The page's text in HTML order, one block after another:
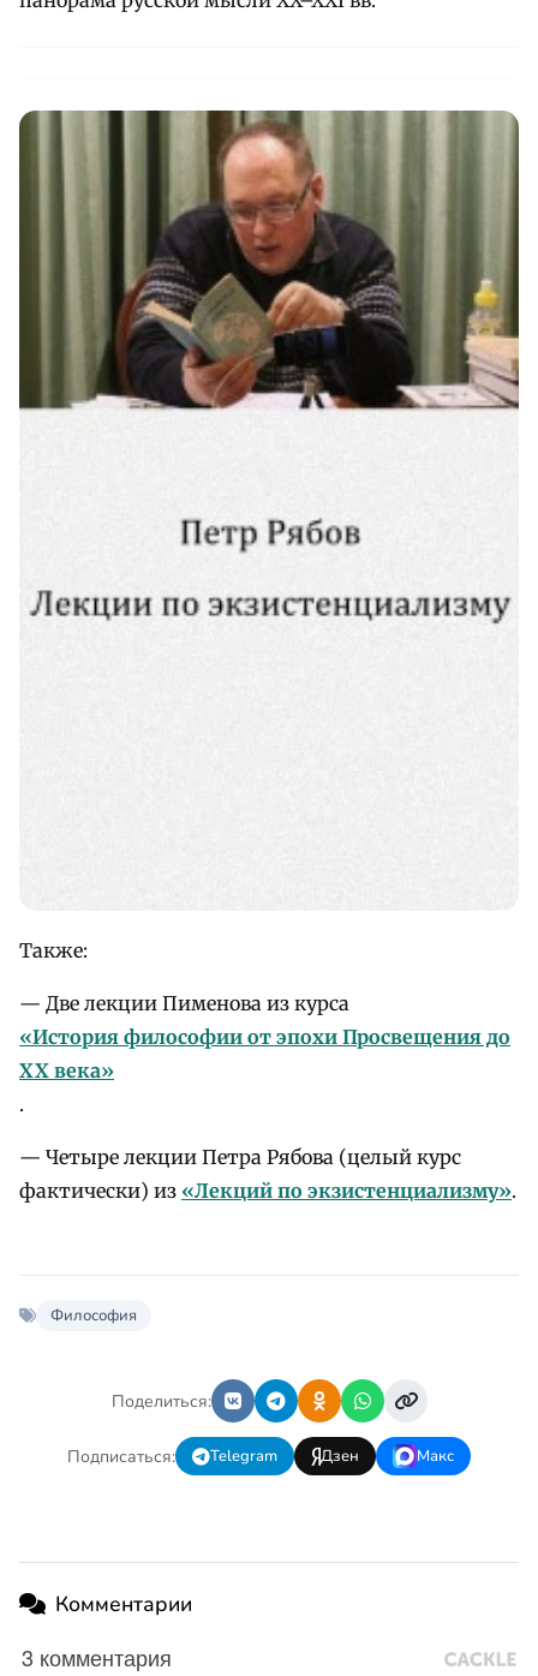
Также:
— Две лекции Пименова из курса
«История философии от эпохи Просвещения до
XX века»
.
— Четыре лекции Петра Рябова (целый курс
фактически) из «Лекций по экзистенциализму».
Философия
Поделиться:
Подписаться: Telegram Дзен Макс
Комментарии
3 комментария